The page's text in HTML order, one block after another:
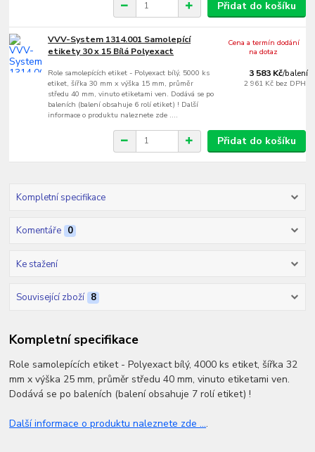
Přidat do košíku
VVV-System 1314.001 Samolepící
etikety 30 x 15 Bílá Polyexact
Role samolepících etiket - Polyexact bílý, 5000 ks
etiket, šířka 30 mm x výška 15 mm, průměr
středu 40 mm, vinuto etiketami ven. Dodává se po
baleních (balení obsahuje 6 rolí etiket) ! Další
informace o produktu naleznete zde ....
3 583 Kč/balení
2 961 Kč bez DPH
Cena a termín dodání
na dotaz
Přidat do košíku
Kompletní specifikace
Komentáře 0
Ke stažení
Související zboží 8
Kompletní specifikace
Role samolepících etiket - Polyexact bílý, 4000 ks etiket, šířka 32
mm x výška 25 mm, průměr středu 40 mm, vinuto etiketami ven.
Dodává se po baleních (balení obsahuje 7 rolí etiket) !
Další informace o produktu naleznete zde ....